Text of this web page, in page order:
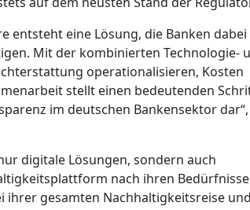
entsteht eine Lösung, die Banken
Mit der kombinierten Technologie-
operationalisieren, Kosten
stellt einen bedeutenden
im deutschen Bankensektor
digitale Lösungen, sondern auch
nach ihren
ihrer gesamten Nachhaltigkeitsreise und